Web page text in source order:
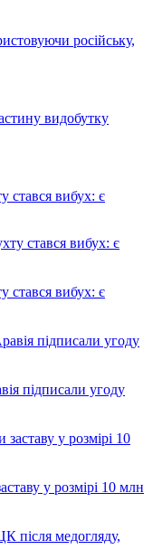
російську,
видобутку
стався вибух: є
стався вибух: є
підписали угоду
у розмірі 10 млн